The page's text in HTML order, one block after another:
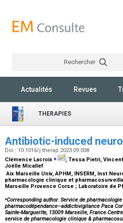
Rechercher
Actualités Revues
THERAPIES
Antibiotic-induced
Doi : 10.1016/j.therap.2023.09.008
Clémence Lacroix ⁎
, Tessa Pietri,
Joëlle Micallef
Aix Marseille Univ, APHM, INSERM, Inst
pharmacologie clinique et
Marseille Provence Corse ; Laboratoire de
⁎Corresponding author. Service de
pharmacodépendance–addictovigilance Paca
Sainte-Marguerite, 13009 Marseille,
service de pharmacologie clinique &